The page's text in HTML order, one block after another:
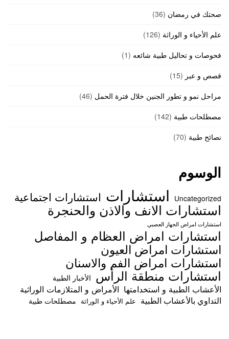
صحتك في رمضان (36)
علم الأحياء و الوراثة (126)
فحوصات و تحاليل طبية شائعه (1)
قصص و عبر (15)
مراحل نمو و تطور الجنين خلال فترة الحمل (46)
مصطلحات طبية (142)
نصائح طبية (70)
الوسوم
Uncategorized استشارات استشارات اجتماعية
استشارات الانف والاذن والحنجرة
استشارات امراض الجهاز العصبي
استشارات امراض العظام و المفاصل
استشارات امراض العيون
استشارات امراض الفم والاسنان
استشارات منطقة الرأس الأخبار الطبية
الأعشاب الطبية و استخدامتها الأمراض و المتلازمات الوراثية
التداوي بالأعشاب الطبية علم الأحياء و الوراثة مصطلحات طبية